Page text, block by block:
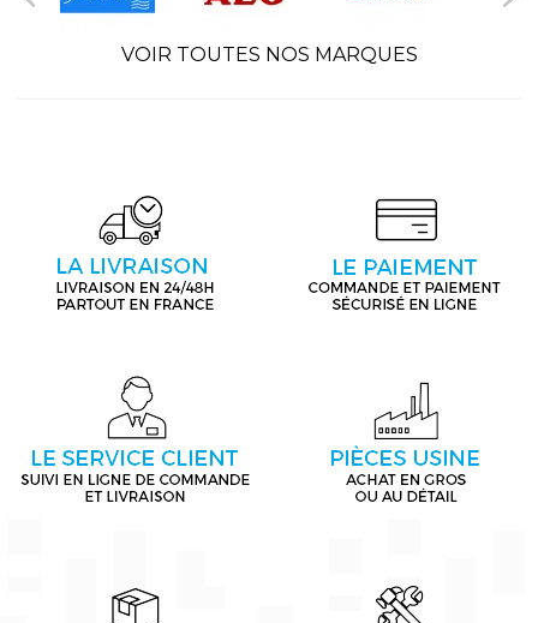
VOIR TOUTES NOS MARQUES